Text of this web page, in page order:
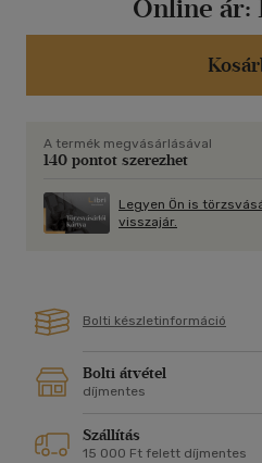
Online ár:
A termék megvásárlásával
140 pontot szerezhet
Legyen Ön is
visszajár.
Bolti készletinformáció
Bolti átvétel
díjmentes
Szállítás
15 000 Ft felett díjmentes